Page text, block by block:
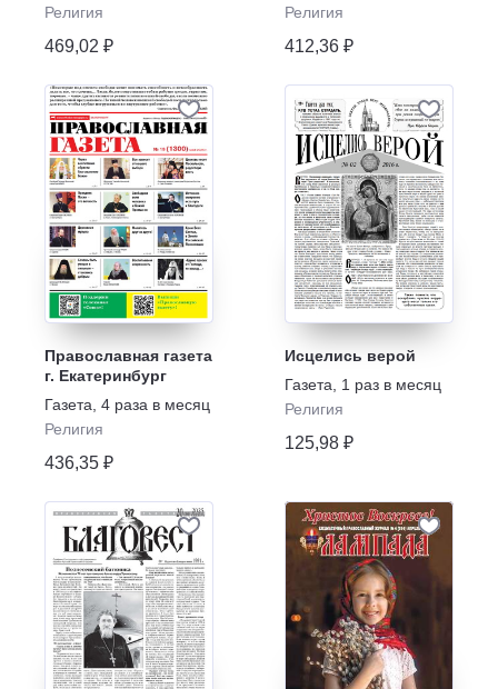
Религия
469,02 ₽
Религия
412,36 ₽
Православная газета
г. Екатеринбург
Газета 4 раза в месяц
Религия
436,35 ₽
Исцелись верой
Газета
1 раз в месяц
Религия
125,98 ₽